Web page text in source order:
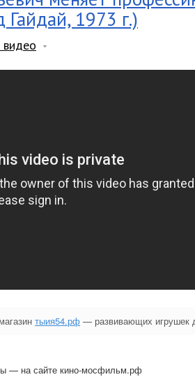
1973 г.)
тыия54.рф — развивающих игрушек
— на сайте кино-мосфильм.рф